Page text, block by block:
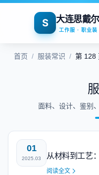
S 大连思戴
工作服 · 职业装
首页 / 服装常识 / 第 128
面料、设计、鉴别
01
2025.03 从材料到工艺
阅读全文